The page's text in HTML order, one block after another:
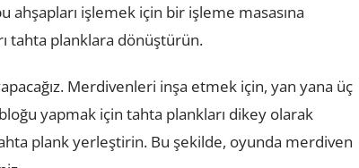
ahşapları işlemek için bir işleme masasına
tahta planklara dönüştürün.
Merdivenleri inşa etmek için, yan yana üç
yapmak için tahta plankları dikey olarak
plank yerleştirin. Bu şekilde, oyunda merdiven